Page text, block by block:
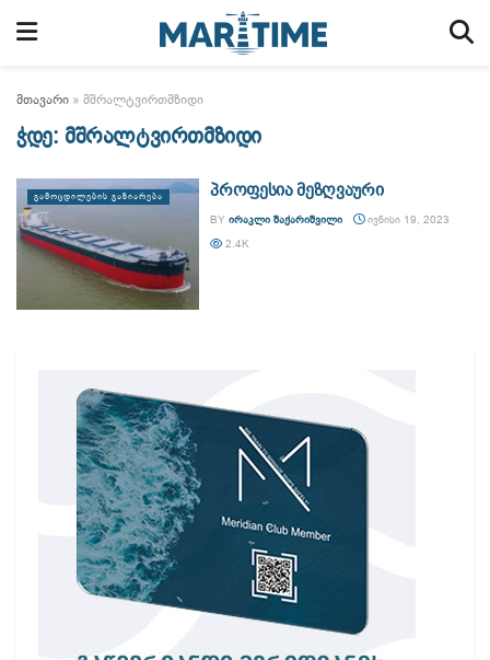
მთავარი » მშრალტვირთმზიდი
ჭდე: მშრალტვირთმზიდი
ᲒᲐᲛᲝᲪᲓᲘᲚᲔᲑᲘᲡ ᲒᲐᲖᲘᲐᲠᲔᲑᲐ პროფესია მეზღვაური
BY ᲘᲠᲐᲙᲚᲘ ᲨᲐᲥᲐᲠᲘᲨᲕᲘᲚᲘ
ᲘᲕᲜᲘᲡᲘ 19, 2023
2.4K